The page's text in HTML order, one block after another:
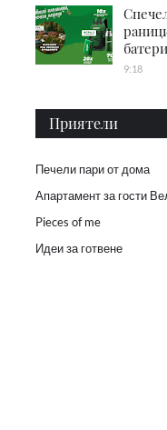
9:18
Приятели
Печели пари от дома
Апартамент за гости
Pieces of me
Идеи за готвене